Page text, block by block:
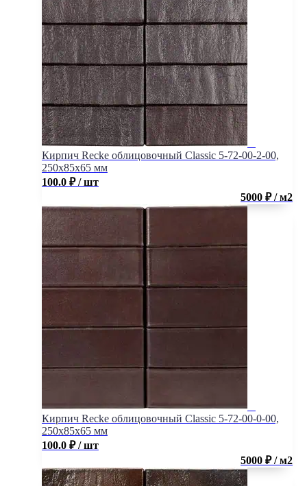
Кирпич Recke облицовочный Classic 5-72-00-2-00,
250x85x65 мм
100.0 ₽ / шт
5000 ₽ / м2
Кирпич Recke облицовочный Classic 5-72-00-0-00,
250x85x65 мм
100.0 ₽ / шт
5000 ₽ / м2